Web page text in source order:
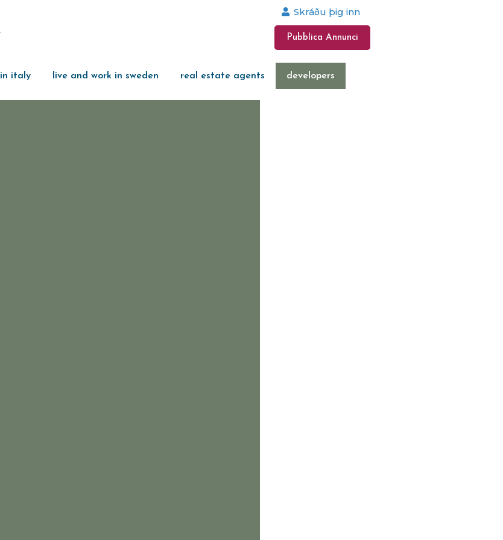
Skráðu þig inn
Pubblica Annunci
in italy live and work in sweden real estate agents developers